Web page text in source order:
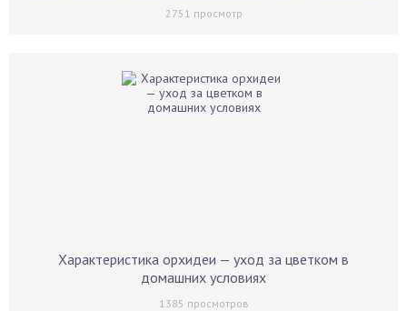
2751 просмотр
Характеристика орхидеи — уход за цветком в
домашних условиях
1385 просмотров